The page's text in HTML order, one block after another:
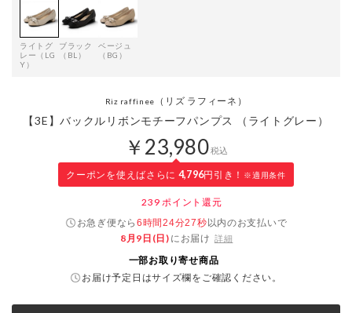
ライトグ
レー（LG
Y）
ブラック
（BL）
ベージュ
（BG）
Riz raffinee （リズ ラフィーネ）
【3E】バックルリボンモチーフパンプス （ライトグレー）
￥23,980税込
クーポンを使えばさらに 4,796円引き！ ※適用条件
239 ポイント還元
お急ぎ便なら6時間24分26秒以内のお支払いで
8月9日(日) にお届け 詳細
一部お取り寄せ商品
お届け予定日はサイズ欄をご確認ください。